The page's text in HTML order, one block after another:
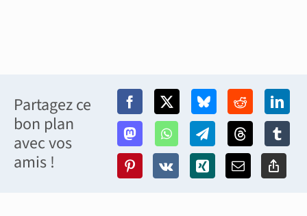
Partagez ce
bon plan
avec vos
amis !